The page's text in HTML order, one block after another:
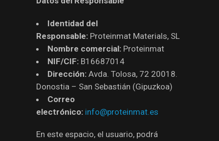
Identidad del
Responsable: Proteinmat Materials, SL
Nombre comercial: Proteinmat
NIF/CIF: B16687014
Dirección: Avda. Tolosa, 72 20018.
Donostia – San Sebastián (Gipuzkoa)
Correo
electrónico: info@proteinmat.es
En este espacio, el usuario, podrá